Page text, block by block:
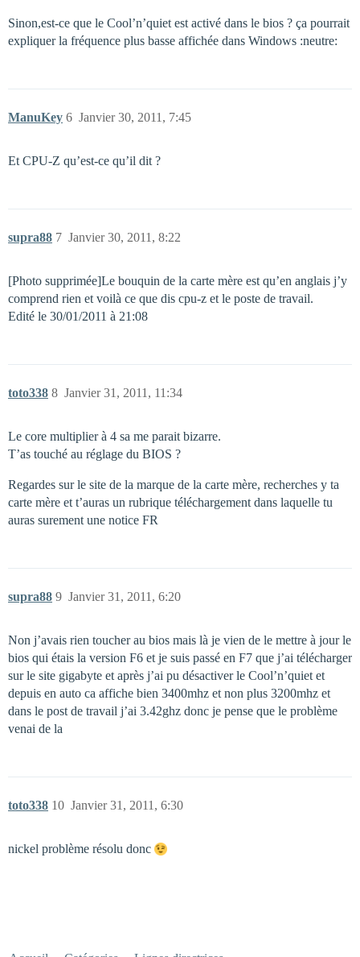
Sinon,est-ce que le Cool’n’quiet est activé dans le bios ? ça pourrait
expliquer la fréquence plus basse affichée dans Windows :neutre:
ManuKey Janvier 30, 2011, 7:45
6
Et CPU-Z qu’est-ce qu’il dit ?
supra88 Janvier 30, 2011, 8:22
7
[Photo supprimée]Le bouquin de la carte mère est qu’en anglais j’y
comprend rien et voilà ce que dis cpu-z et le poste de travail.
Edité le 30/01/2011 à 21:08
toto338 Janvier 31, 2011, 11:34
8
Le core multiplier à 4 sa me parait bizarre.
T’as touché au réglage du BIOS ?
Regardes sur le site de la marque de la carte mère, recherches y ta
carte mère et t’auras un rubrique téléchargement dans laquelle tu
auras surement une notice FR
supra88 Janvier 31, 2011, 6:20
9
Non j’avais rien toucher au bios mais là je vien de le mettre à jour le
bios qui étais la version F6 et je suis passé en F7 que j’ai télécharger
sur le site gigabyte et après j’ai pu désactiver le Cool’n’quiet et
depuis en auto ca affiche bien 3400mhz et non plus 3200mhz et
dans le post de travail j’ai 3.42ghz donc je pense que le problème
venai de la
toto338 Janvier 31, 2011, 6:30
10
nickel problème résolu donc